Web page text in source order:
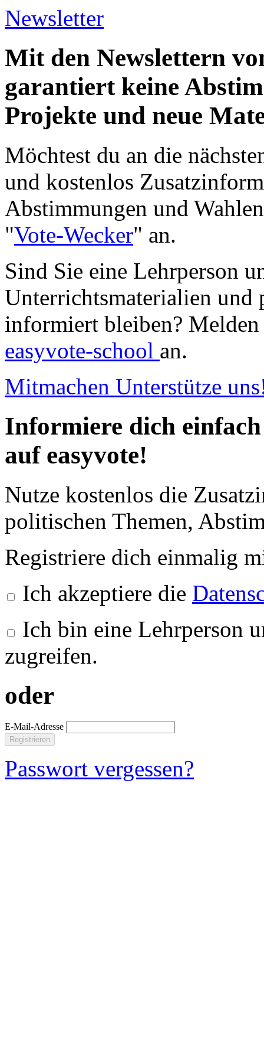
Newsletter
Mit den Newslettern
garantiert keine
Projekte und neue
Möchtest du an die
und kostenlos
Abstimmungen und
"Vote-Wecker" an.
Sind Sie eine Lehrperson
Unterrichtsmaterialien
informiert bleiben?
easyvote-school an.
Mitmachen Unterstütze
Informiere dich
auf easyvote!
Nutze kostenlos die
politischen Themen,
Registriere dich einmalig
Ich akzeptiere die
Ich bin eine Lehrperson
zugreifen.
oder
E-Mail-Adresse
Registrieren
Passwort vergessen?